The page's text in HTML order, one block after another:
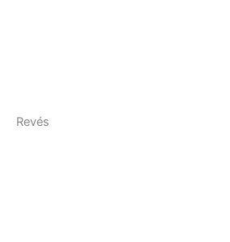
Revés